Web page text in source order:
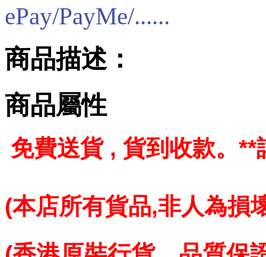
ePay/PayMe/......
商品描述：
商品屬性
免費送貨 , 貨到收款。 **
(本店所有貨品,非人為損